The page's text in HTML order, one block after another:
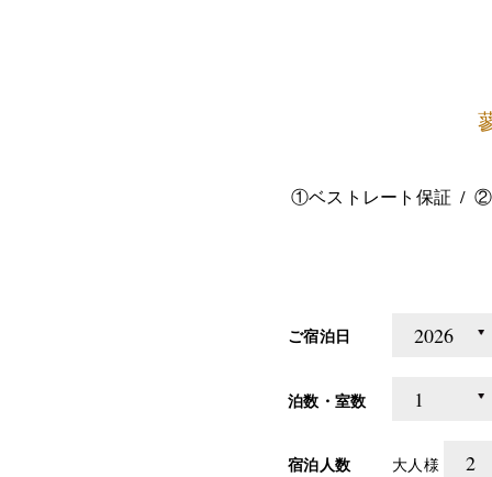
①ベストレート保証
②
ご宿泊日
泊数・室数
宿泊人数 大人様